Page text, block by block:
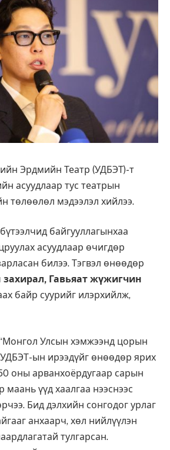
Эрдмийн Театр (УДБЭТ)-т
асуудлаар тус театрын
төлөөлөл мэдээлэл хийлээ.
байгууллагынхаа
асуудлаар өчигдөр
билээ. Тэгвэл өнөөдөр
Гавьяат жүжигчин
байр суурийг илэрхийлж,
“Монгол Улсын хэмжээнд цорын
ын ирээдүйг өнөөдөр ярих
оны арванхоёрдугаар сарын
маань үүд хаалгаа нээснээс
Бид дэлхийн сонгодог урлаг
анхаарч, хөл нийлүүлэн
тулгарсан.